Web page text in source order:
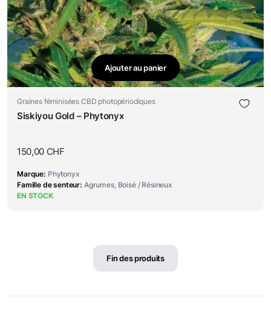
Ajouter au panier
Graines féminisées CBD photopériodiques
Siskiyou Gold – Phytonyx
150,00 CHF
Marque Phytonyx
Famille de senteur Agrumes, Boisé / Résineux
EN STOCK
Fin des produits